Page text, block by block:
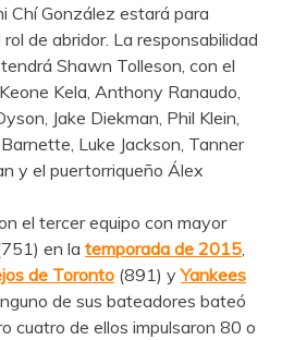
Chí González estará para
de abridor. La responsabilidad
Shawn Tolleson, con el
Kela, Anthony Ranaudo,
Jake Diekman, Phil Klein,
Luke Jackson, Tanner
y el puertorriqueño Álex
el tercer equipo con mayor
en la temporada de 2015
de Toronto (891) yYankees
de sus bateadores bateó
cuatro de ellos impulsaron 80 o